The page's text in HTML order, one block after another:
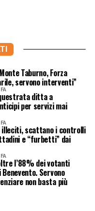
Taburno, Forza
servono interventi”
ditta a
per servizi mai
illeciti, scattano i controlli
e “furbetti” dai
l’88% dei votanti
Servono
non basta più